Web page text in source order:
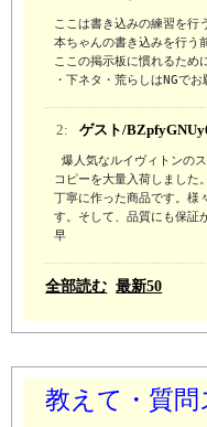
ここは書き込みの練習を行
本ちゃんの書き込みを行う
ここの掲示板に慣れるため
・下ネタ・荒らしはNGでお
2: ゲスト/
爆人気なルイヴィトンのスーパーコピールイヴィトンのスーパー新作
コピーを大量入荷しました
丁寧に作った商品です。様
す。そして、品質にも保証
早
全部読む 最新50
教えて・質問